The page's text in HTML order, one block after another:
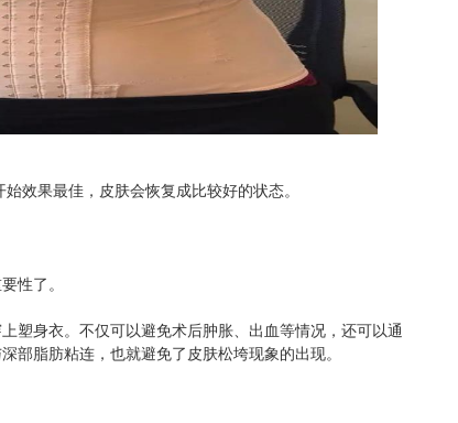
始效果最佳，皮肤会恢复成比较好的状态。
性了。
塑身衣。不仅可以避免术后肿胀、出血等情况，还可以通
部脂肪粘连，也就避免了皮肤松垮现象的出现。